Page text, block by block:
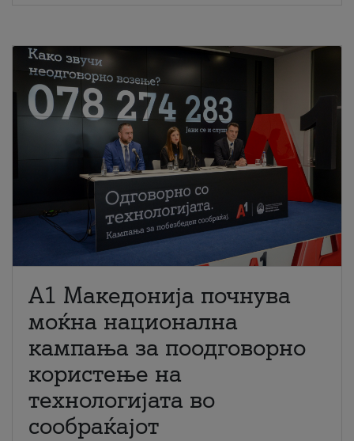
A1 Македонија почнува
моќна национална
кампања за поодговорно
користење на
технологијата во
сообраќајот